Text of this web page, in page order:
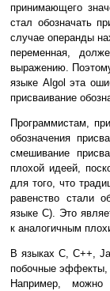
принимающего
стал обозначать
случае операнды
переменная,
выражению.
языке Algol эта
присваивание
Программистам,
обозначения
смешивание
плохой идеей,
для того, что
равенство стали
языке C). Это
к аналогичным
В языках C, C++,
побочные эффекты,
Например,